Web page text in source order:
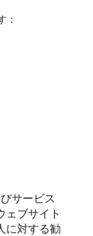
：
サービス
ェブサイト
に対する勧